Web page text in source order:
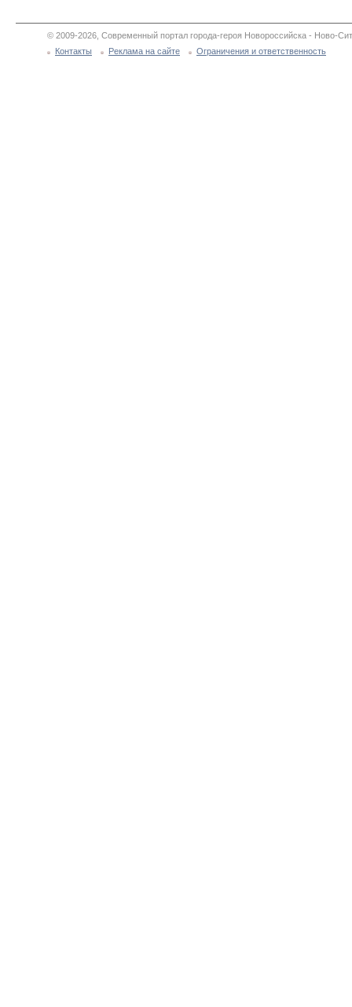
© 2009-2026, Современный портал города-героя Новороссийска - Ново-
Контакты
Реклама на сайте Ограничения и ответственность